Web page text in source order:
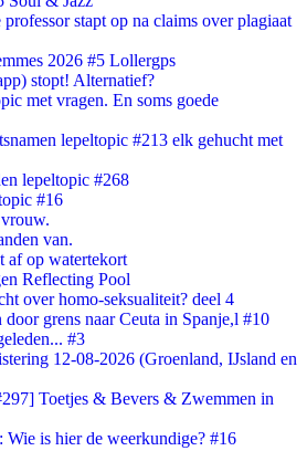
stapt op na claims over plagiaat
2026 #5 Lollergps
stopt! Alternatief?
met vragen. En soms goede
lepeltopic #213 elk gehucht met
lepeltopic #268
#16
van.
af op watertekort
Reflecting Pool
over homo-seksualiteit? deel 4
grens naar Ceuta in Spanje,l #10
#3
12-08-2026 (Groenland, IJsland en
Toetjes & Bevers & Zwemmen in
Wie is hier de weerkundige? #16